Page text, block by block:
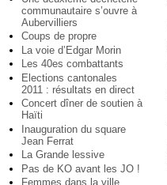
communautaire s’ouvre à
Aubervilliers
Coups de propre
La voie d’Edgar Morin
Les 40es combattants
Elections cantonales
2011 : résultats en direct
Concert dîner de soutien à
Haïti
Inauguration du square
Jean Ferrat
La Grande lessive
Pas de KO avant les JO !
Femmes dans la ville